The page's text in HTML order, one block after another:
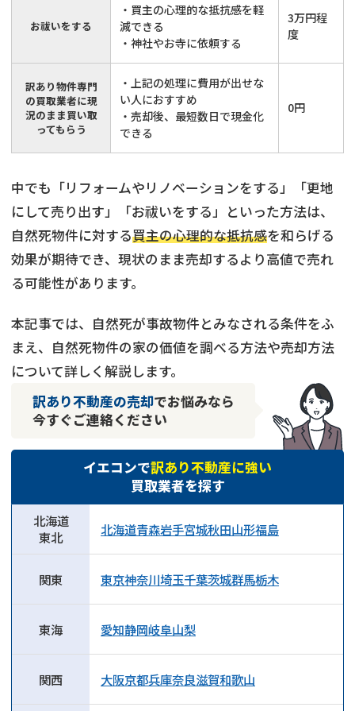
お祓いをする
・買主の心理的な抵抗感を軽
減できる
・神社やお寺に依頼する
3万円程
度
訳あり物件専門
の買取業者に現
況のまま買い取
ってもらう
・上記の処理に費用が出せな
い人におすすめ
・売却後、最短数日で現金化
できる
0円
中でも「リフォームやリノベーションをする」「更地
にして売り出す」「お祓いをする」といった方法は、
自然死物件に対する買主の心理的な抵抗感を和らげる
効果が期待でき、現状のまま売却するより高値で売れ
る可能性があります。
本記事では、自然死が事故物件とみなされる条件をふ
まえ、自然死物件の家の価値を調べる方法や売却方法
について詳しく解説します。
訳あり不動産の売却でお悩みなら
今すぐご連絡ください
イエコンで訳あり不動産に強い
買取業者を探す
北海道
東北
北海道青森岩手宮城秋田山形福島
関東 東京神奈川埼玉千葉茨城群馬栃木
東海 愛知静岡岐阜山梨
関西 大阪京都兵庫奈良滋賀和歌山